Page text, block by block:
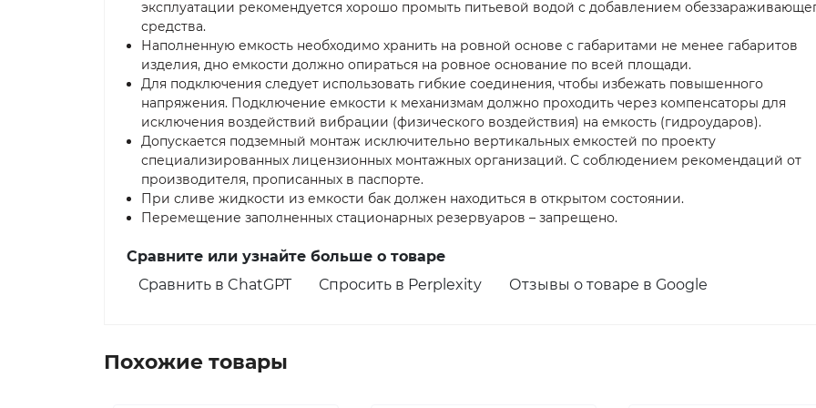
эксплуатации рекомендуется хорошо промыть питьевой водой с добавлением
средства.
Наполненную емкость необходимо хранить на ровной основе с габаритами не менее габаритов
изделия, дно емкости должно опираться на ровное основание по всей площади.
Для подключения следует использовать гибкие соединения, чтобы избежать повышенного
напряжения. Подключение емкости к механизмам должно проходить через компенсаторы для
исключения воздействий вибрации (физического воздействия) на емкость (гидроударов).
Допускается подземный монтаж исключительно вертикальных емкостей по проекту
специализированных лицензионных монтажных организаций. С соблюдением рекомендаций от
производителя, прописанных в паспорте.
При сливе жидкости из емкости бак должен находиться в открытом состоянии.
Перемещение заполненных стационарных резервуаров – запрещено.
Сравните или узнайте больше о товаре
Сравнить в ChatGPT
Спросить в Perplexity Отзывы о товаре в Google
Похожие товары